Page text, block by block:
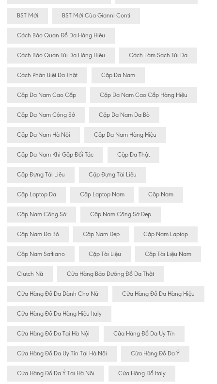
BST Mới BST Mới Của Gianni Conti
Cách Bảo Quan Đồ Da Hàng Hiệu
Cách Bảo Quan Túi Da Hàng Hiệu Cách Làm Sạch Túi Da
Cách Phân Biệt Da Thật Cặp Da Nam
Cặp Da Nam Cao Cấp Cặp Da Nam Cao Cấp Hàng Hiệu
Cặp Da Nam Công Sở Cặp Da Nam Da Bò
Cặp Da Nam Hà Nội Cặp Da Nam Hàng Hiệu
Cặp Da Nam Khi Gặp Đối Tác Cặp Da Thật
Cặp Đựng Tài Liêu Cặp Đựng Tài Liệu
Cặp Laptop Da Cặp Laptop Nam Cặp Nam
Cặp Nam Công Sở Cặp Nam Công Sở Đẹp
Cặp Nam Da Bò Cặp Nam Đẹp Cặp Nam Laptop
Cặp Nam Saffiano Cặp Tài Liệu Cặp Tài Liệu Nam
Clutch Nữ Cửa Hàng Bảo Dưỡng Đồ Da Thật
Cửa Hàng Đồ Da Dành Cho Nữ Cửa Hàng Đồ Da Hàng Hiệu
Cửa Hàng Đồ Da Hàng Hiệu Italy
Cửa Hàng Đồ Da Tại Hà Nội Cửa Hàng Đồ Da Uy Tín
Cửa Hàng Đồ Da Uy Tín Tại Hà Nội Cửa Hàng Đồ Da Ý
Cửa Hàng Đồ Da Ý Tại Hà Nội Cửa Hàng Đồ Italy